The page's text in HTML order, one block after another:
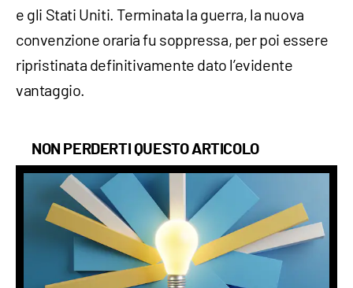
e gli Stati Uniti. Terminata la guerra, la nuova
convenzione oraria fu soppressa, per poi essere
ripristinata definitivamente dato l’evidente
vantaggio.
NON PERDERTI QUESTO ARTICOLO